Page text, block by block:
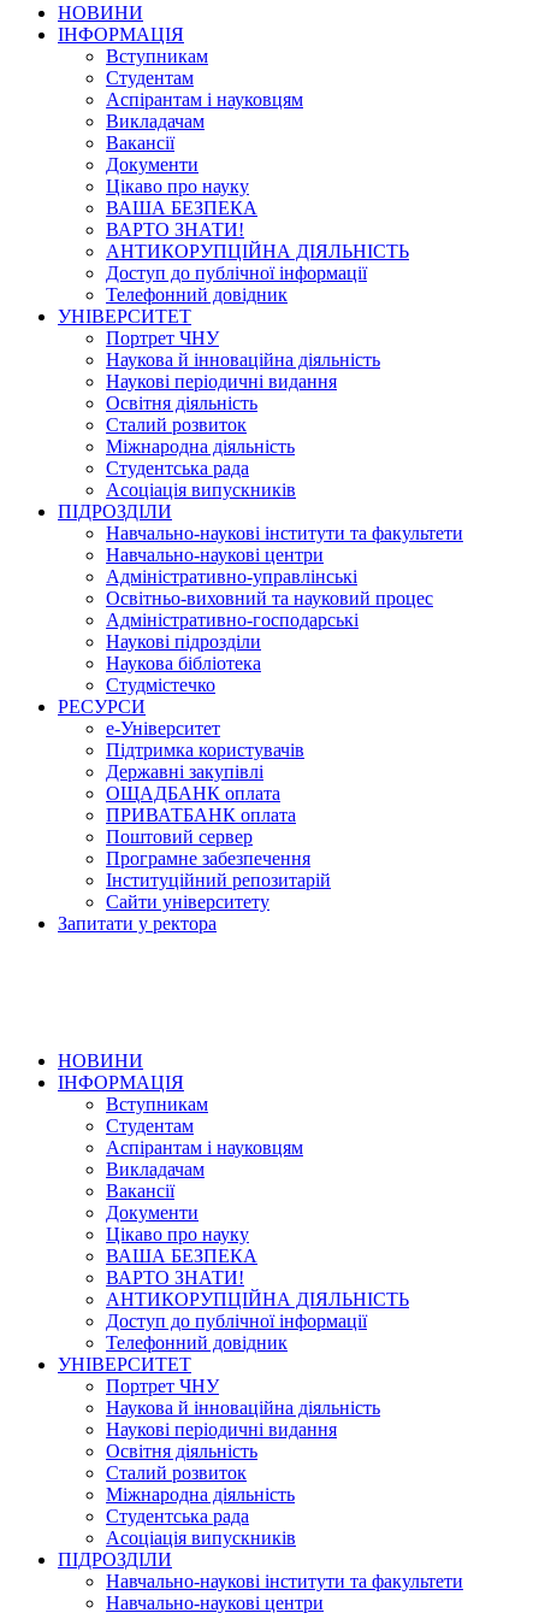
НОВИНИ
ІНФОРМАЦІЯ
Вступникам
Студентам
Аспірантам і науковцям
Викладачам
Вакансії
Документи
Цікаво про науку
ВАША БЕЗПЕКА
ВАРТО ЗНАТИ!
АНТИКОРУПЦІЙНА ДІЯЛЬНІСТЬ
Доступ до публічної інформації
Телефонний довідник
УНІВЕРСИТЕТ
Портрет ЧНУ
Наукова й інноваційна діяльність
Наукові періодичні видання
Освітня діяльність
Сталий розвиток
Міжнародна діяльність
Студентська рада
Асоціація випускників
ПІДРОЗДІЛИ
Навчально-наукові інститути та факультети
Навчально-наукові центри
Адміністративно-управлінські
Освітньо-виховний та науковий процес
Адміністративно-господарські
Наукові підрозділи
Наукова бібліотека
Студмістечко
РЕСУРСИ
е-Університет
Підтримка користувачів
Державні закупівлі
ОЩАДБАНК оплата
ПРИВАТБАНК оплата
Поштовий сервер
Програмне забезпечення
Інституційний репозитарій
Сайти університету
Запитати у ректора
НОВИНИ
ІНФОРМАЦІЯ
Вступникам
Студентам
Аспірантам і науковцям
Викладачам
Вакансії
Документи
Цікаво про науку
ВАША БЕЗПЕКА
ВАРТО ЗНАТИ!
АНТИКОРУПЦІЙНА ДІЯЛЬНІСТЬ
Доступ до публічної інформації
Телефонний довідник
УНІВЕРСИТЕТ
Портрет ЧНУ
Наукова й інноваційна діяльність
Наукові періодичні видання
Освітня діяльність
Сталий розвиток
Міжнародна діяльність
Студентська рада
Асоціація випускників
ПІДРОЗДІЛИ
Навчально-наукові інститути та факультети
Навчально-наукові центри